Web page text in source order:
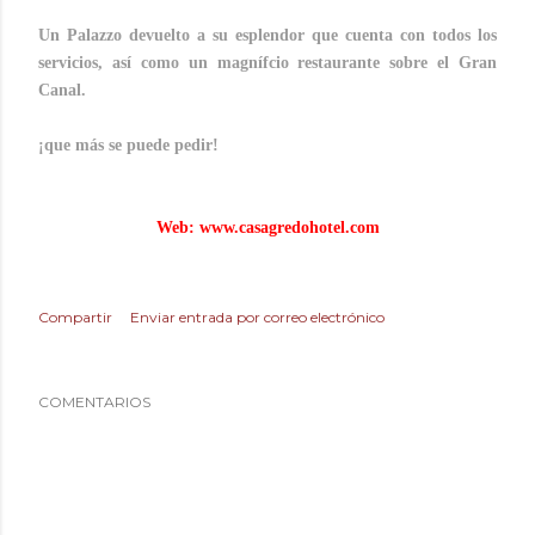
Un Palazzo devuelto a su esplendor que cuenta con todos los
servicios, así como un magnífcio restaurante sobre el Gran
Canal.
¡que más se puede pedir!
Web: www.casagredohotel.com
Compartir Enviar entrada por correo electrónico
COMENTARIOS